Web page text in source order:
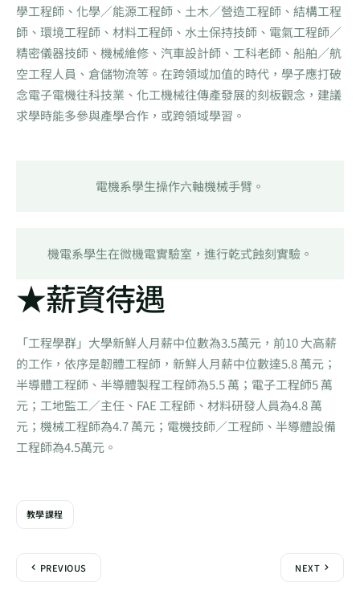
學工程師、化學／能源工程師、土木／營造工程師、結構工程
師、環境工程師、材料工程師、水土保持技師、電氣工程師／
精密儀器技師、機械維修、汽車設計師、工科老師、船舶／航
空工程人員、倉儲物流等。在跨領域加值的時代，學子應打破
念電子電機往科技業、化工機械往傳產發展的刻板觀念，建議
求學時能多參與產學合作，或跨領域學習。
電機系學生操作六軸機械手臂。
機電系學生在微機電實驗室，進行乾式蝕刻實驗。
★薪資待遇
「工程學群」大學新鮮人月薪中位數為3.5萬元，前10 大高薪
的工作，依序是韌體工程師，新鮮人月薪中位數達5.8 萬元；
半導體工程師、半導體製程工程師為5.5 萬；電子工程師5 萬
元；工地監工／主任、FAE 工程師、材料研發人員為4.8 萬
元；機械工程師為4.7 萬元；電機技師／工程師、半導體設備
工程師為4.5萬元。
教學課程
PREVIOUS NEXT